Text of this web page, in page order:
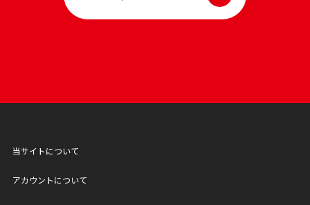
当サイトについて
アカウントについて